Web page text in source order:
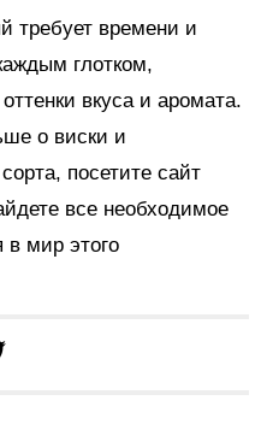
требует времени и
глотком,
вкуса и аромата.
о виски и
посетите сайт
все необходимое
в мир этого